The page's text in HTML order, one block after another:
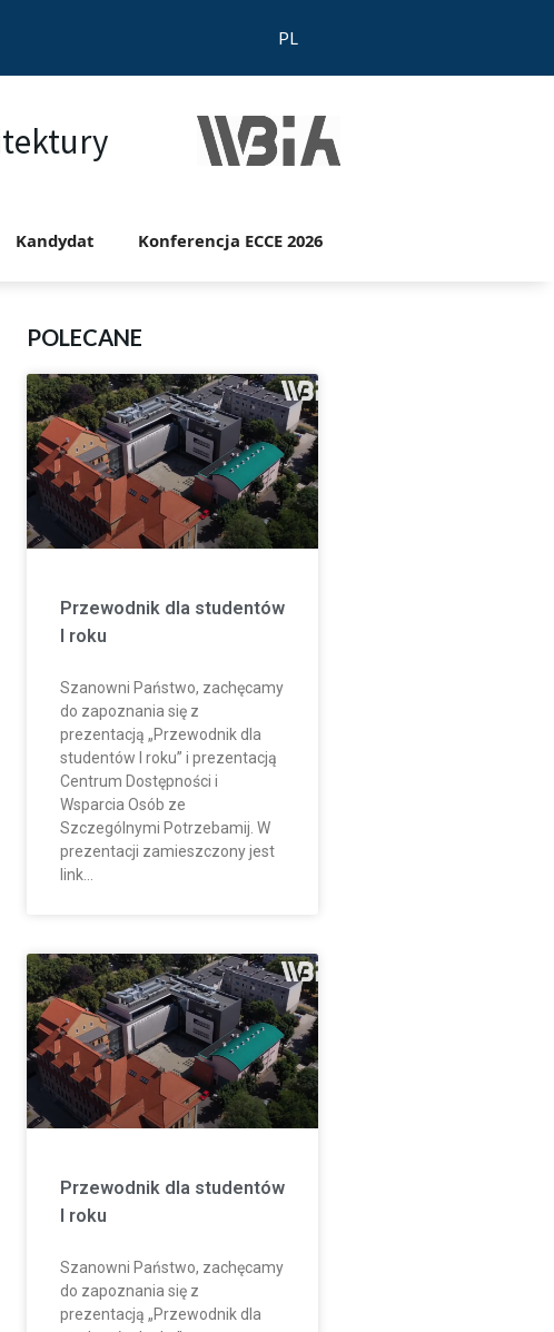
PL
Kandydat Konferencja ECCE 2026
POLECANE
Przewodnik dla studentów
I roku
Szanowni Państwo, zachęcamy
do zapoznania się z
prezentacją „Przewodnik dla
studentów I roku” i prezentacją
Centrum Dostępności i
Wsparcia Osób ze
Szczególnymi Potrzebamij. W
prezentacji zamieszczony jest
link…
Przewodnik dla studentów
I roku
Szanowni Państwo, zachęcamy
do zapoznania się z
prezentacją „Przewodnik dla